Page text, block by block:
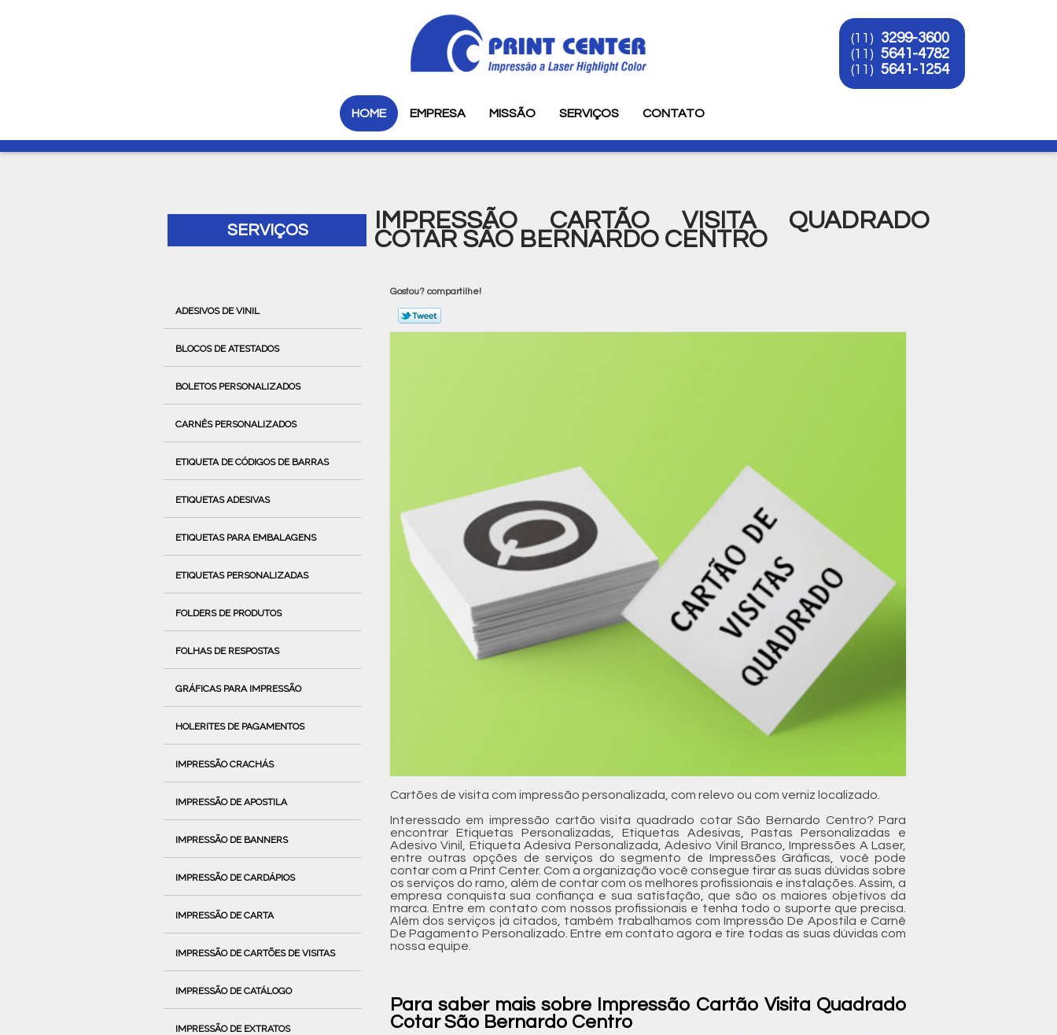
HOME EMPRESA MISSÃO SERVIÇOS CONTATO
(11) 3299-3600
(11) 5641-4782
(11) 5641-1254
SERVIÇOS
ADESIVOS DE VINIL
BLOCOS DE ATESTADOS
BOLETOS PERSONALIZADOS
CARNÊS PERSONALIZADOS
ETIQUETA DE CÓDIGOS DE BARRAS
ETIQUETAS ADESIVAS
ETIQUETAS PARA EMBALAGENS
ETIQUETAS PERSONALIZADAS
FOLDERS DE PRODUTOS
FOLHAS DE RESPOSTAS
GRÁFICAS PARA IMPRESSÃO
HOLERITES DE PAGAMENTOS
IMPRESSÃO CRACHÁS
IMPRESSÃO DE APOSTILA
IMPRESSÃO DE BANNERS
IMPRESSÃO DE CARDÁPIOS
IMPRESSÃO DE CARTA
IMPRESSÃO DE CARTÕES DE VISITAS
IMPRESSÃO DE CATÁLOGO
IMPRESSÃO DE EXTRATOS
IMPRESSÃO CARTÃO VISITA QUADRADO
COTAR SÃO BERNARDO CENTRO
Gostou? compartilhe!
Cartões de visita com impressão personalizada, com relevo ou com verniz localizado.
Interessado em impressão cartão visita quadrado cotar São Bernardo Centro? Para
encontrar Etiquetas Personalizadas, Etiquetas Adesivas, Pastas Personalizadas e
Adesivo Vinil, Etiqueta Adesiva Personalizada, Adesivo Vinil Branco, Impressões A Laser,
entre outras opções de serviços do segmento de Impressões Gráficas, você pode
contar com a Print Center. Com a organização você consegue tirar as suas dúvidas sobre
os serviços do ramo, além de contar com os melhores profissionais e instalações. Assim, a
empresa conquista sua confiança e sua satisfação, que são os maiores objetivos da
marca. Entre em contato com nossos profissionais e tenha todo o suporte que precisa.
Além dos serviços já citados, também trabalhamos com Impressão De Apostila e Carnê
De Pagamento Personalizado. Entre em contato agora e tire todas as suas dúvidas com
nossa equipe.
Para saber mais sobre Impressão Cartão Visita Quadrado
Cotar São Bernardo Centro